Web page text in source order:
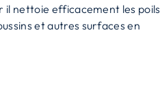
il nettoie efficacement les poils
et autres surfaces en